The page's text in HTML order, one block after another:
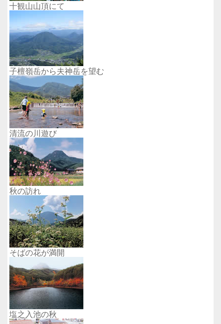
十観山山頂にて
子檀嶺岳から夫神岳を望む
清流の川遊び
秋の訪れ
そばの花が満開
塩之入池の秋